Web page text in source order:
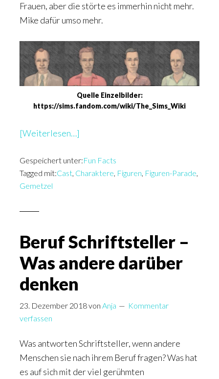
Frauen, aber die störte es immerhin nicht mehr.
Mike dafür umso mehr.
Quelle Einzelbilder:
https://sims.fandom.com/wiki/The_Sims_Wiki
[Weiterlesen…]
Der
Cast
Psychos
Gespeichert unter:Fun Facts
Tagged mit:Cast, Charaktere, Figuren, Figuren-Parade,
Gemetzel
Beruf Schriftsteller –
Was andere darüber
denken
23. Dezember 2018von Anja
Kommentar
verfassen
Was antworten Schriftsteller, wenn andere
Menschen sie nach ihrem Beruf fragen? Was hat
es auf sich mit der viel gerühmten